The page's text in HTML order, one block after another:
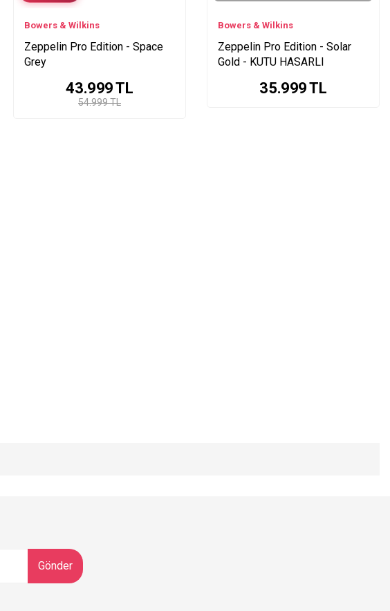
Bowers & Wilkins
Zeppelin Pro Edition - Space
Grey
54.999 TL
43.999TL
Bowers & Wilkins
Zeppelin Pro Edition - Solar
Gold - KUTU HASARLI
35.999TL
Gönder